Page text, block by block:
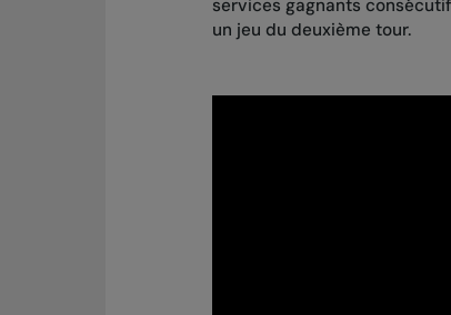
services gagnants
un jeu du deuxième tour.